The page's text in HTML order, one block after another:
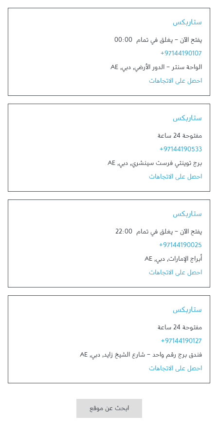
ستاربكس
يفتح الآن - يغلق في تمام 00:00
+97144190107
الواحة سنتر - الدور الأرضي, دبي,
AE
احصل على الاتجاهات
ستاربكس
مفتوحة 24 ساعة
+97144190533
برج توينتي فرست سينشري, دبي,
AE
احصل على الاتجاهات
ستاربكس
يفتح الآن - يغلق في تمام 22:00
+97144190025
أبراج الإمارات, دبي,
AE
احصل على الاتجاهات
ستاربكس
مفتوحة 24 ساعة
+97144190127
فندق برج رقم واحد - شارع الشيخ زايد, دبي,
AE
احصل على الاتجاهات
ابحث عن موقع